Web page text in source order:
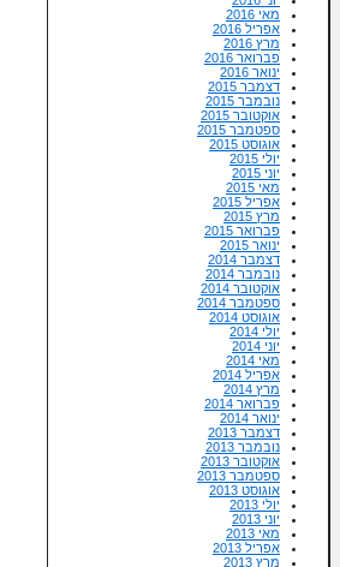
מאי 2016
אפריל 2016
מרץ 2016
פברואר 2016
ינואר 2016
דצמבר 2015
נובמבר 2015
אוקטובר 2015
ספטמבר 2015
אוגוסט 2015
יולי 2015
יוני 2015
מאי 2015
אפריל 2015
מרץ 2015
פברואר 2015
ינואר 2015
דצמבר 2014
נובמבר 2014
אוקטובר 2014
ספטמבר 2014
אוגוסט 2014
יולי 2014
יוני 2014
מאי 2014
אפריל 2014
מרץ 2014
פברואר 2014
ינואר 2014
דצמבר 2013
נובמבר 2013
אוקטובר 2013
ספטמבר 2013
אוגוסט 2013
יולי 2013
יוני 2013
מאי 2013
אפריל 2013
מרץ 2013